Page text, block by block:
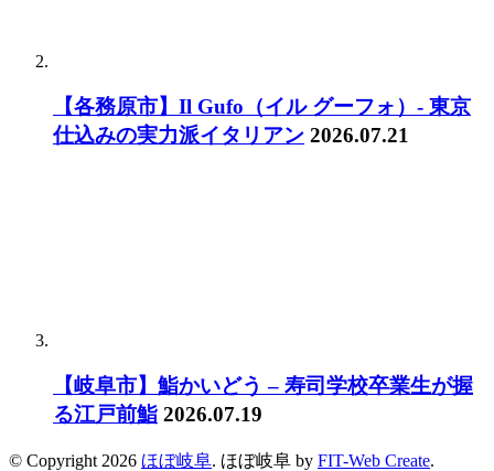
【各務原市】Il Gufo（イル グーフォ）- 東京
仕込みの実力派イタリアン 2026.07.21
【岐阜市】鮨かいどう – 寿司学校卒業生が握
る江戸前鮨 2026.07.19
© Copyright 2026 ほぼ岐阜. ほぼ岐阜 by FIT-Web Create.